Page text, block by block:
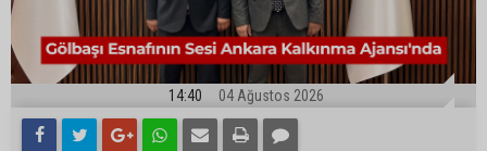
14:40 04 Ağustos 2026